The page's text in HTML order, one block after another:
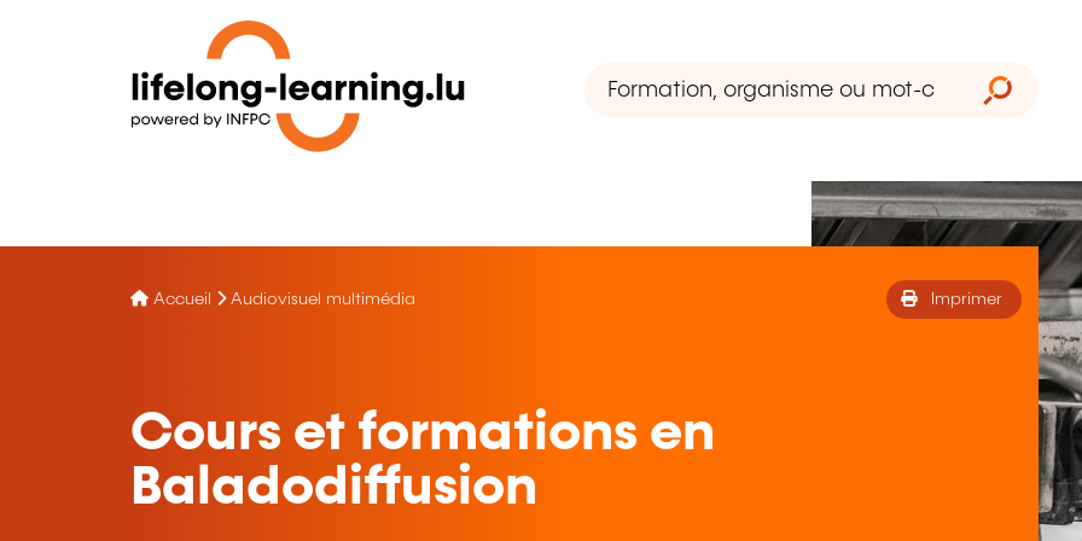
Accueil Audiovisuel multimédia Imprimer
Cours et formations en
Baladodiffusion